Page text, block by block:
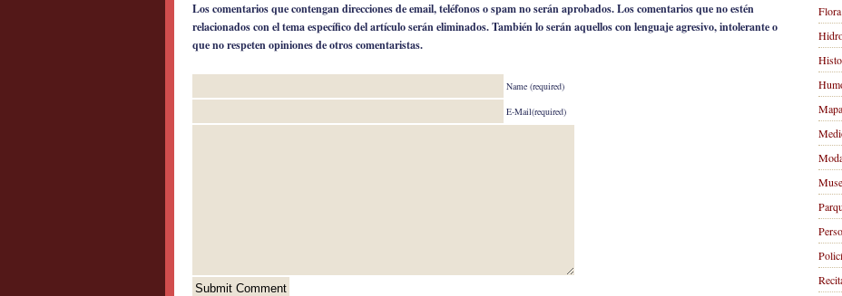
Los comentarios que contengan direcciones de email, teléfonos o spam no serán aprobados. Los comentarios que no estén
relacionados con el tema específico del artículo serán eliminados. También lo serán aquellos con lenguaje agresivo, intolerante o
que no respeten opiniones de otros comentaristas.
Name (required)
E-Mail(required)